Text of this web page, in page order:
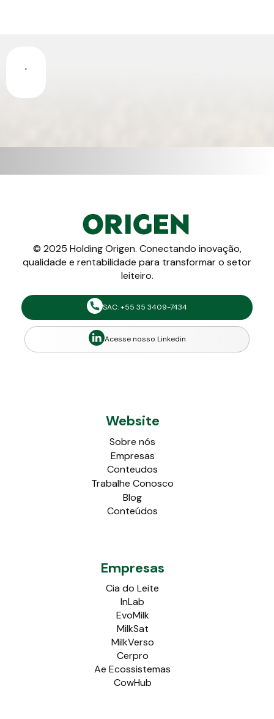
'
© 2025 Holding Origen. Conectando inovação,
qualidade e rentabilidade para transformar o setor
leiteiro.
SAC: +55 35 3409-7434
Acesse nosso Linkedin
Website
Sobre nós
Empresas
Conteudos
Trabalhe Conosco
Blog
Conteúdos
Empresas
Cia do Leite
InLab
EvoMilk
MilkSat
MilkVerso
Cerpro
Ae Ecossistemas
CowHub